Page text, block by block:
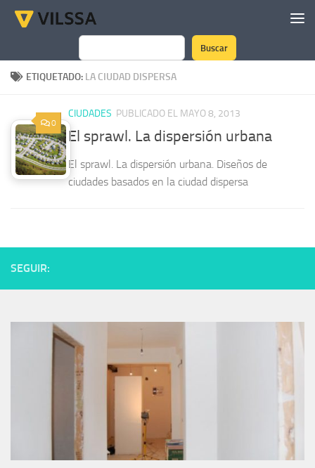
Saltar al contenido
Buscar
Buscar
ETIQUETADO: LA CIUDAD DISPERSA
0
CIUDADES PUBLICADO EL MAYO 8, 2013
El sprawl. La dispersión urbana
El sprawl. La dispersión urbana. Diseños de
ciudades basados en la ciudad dispersa
SEGUIR: